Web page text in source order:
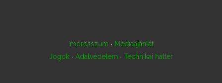
Impresszum · Médiaajánlat
Jogok · Adatvédelem · Technikai háttér